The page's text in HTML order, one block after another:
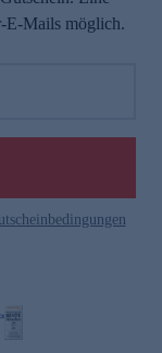
E-Mails möglich.